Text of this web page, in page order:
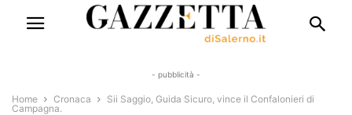
- pubblicità -
Home Cronaca
Sii Saggio, Guida Sicuro, vince il Confalonieri di
Campagna.